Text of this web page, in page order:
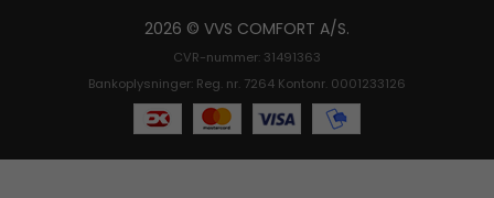
2026 © VVS COMFORT A/S.
CVR-nummer: 31491363
Bankoplysninger: Reg. nr. 7264 Kontonr. 0001233126